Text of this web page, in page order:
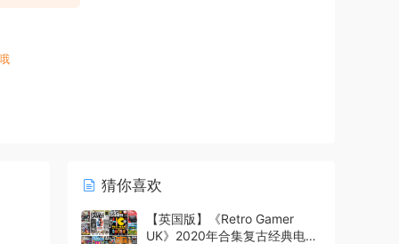
猜你喜欢
【英国版】《Retro Gamer
UK》2020年合集复古经典电玩